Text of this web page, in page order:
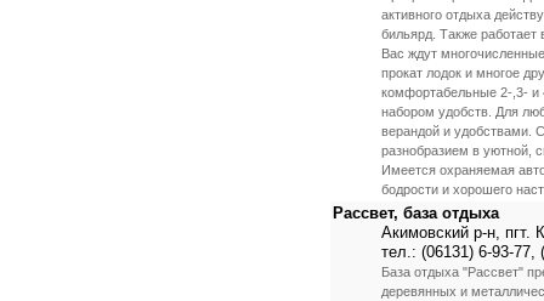
активного отдыха
бильярд. Также
Вас ждут
прокат лодок и многое
комфортабельные 2-,3- и
набором удобств. Для
верандой и удобствами.
разнобразием в уютной,
Имеется охраняемая
бодрости и хорошего
Рассвет, база отдыха
Акимовский р-н, пгт.
тел.: (06131) 6-93-77,
База отдыха "Рассвет"
деревянных и